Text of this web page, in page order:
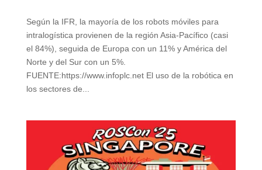
Según la IFR, la mayoría de los robots móviles para
intralogística provienen de la región Asia-Pacífico (casi
el 84%), seguida de Europa con un 11% y América del
Norte y del Sur con un 5%.
FUENTE:https://www.infoplc.net El uso de la robótica en
los sectores de...